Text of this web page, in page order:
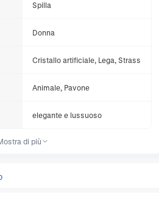
Spilla
Donna
Cristallo artificiale, Lega, Strass
Animale, Pavone
elegante e lussuoso
di più